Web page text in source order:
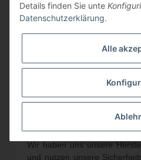
Mit SICHERHEIT wohlfühlen!
Wir haben uns unsere
und nutzen unsere
Details finden Sie unte
Datenschutzerklärung.
Alle